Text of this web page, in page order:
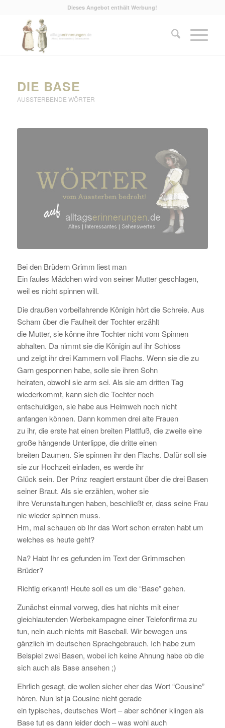
Dieses Angebot enthält Werbung!
DIE BASE
AUSSTERBENDE WÖRTER
Bei den Brüdern Grimm liest man
Ein faules Mädchen wird von seiner Mutter geschlagen,
weil es nicht spinnen will.
Die draußen vorbeifahrende Königin hört die Schreie. Aus
Scham über die Faulheit der Tochter erzählt
die Mutter, sie könne ihre Tochter nicht vom Spinnen
abhalten. Da nimmt sie die Königin auf ihr Schloss
und zeigt ihr drei Kammern voll Flachs. Wenn sie die zu
Garn gesponnen habe, solle sie ihren Sohn
heiraten, obwohl sie arm sei. Als sie am dritten Tag
wiederkommt, kann sich die Tochter noch
entschuldigen, sie habe aus Heimweh noch nicht
anfangen können. Dann kommen drei alte Frauen
zu ihr, die erste hat einen breiten Plattfuß, die zweite eine
große hängende Unterlippe, die dritte einen
breiten Daumen. Sie spinnen ihr den Flachs. Dafür soll sie
sie zur Hochzeit einladen, es werde ihr
Glück sein. Der Prinz reagiert erstaunt über die drei Basen
seiner Braut. Als sie erzählen, woher sie
ihre Verunstaltungen haben, beschließt er, dass seine Frau
nie wieder spinnen muss.
Hm, mal schauen ob Ihr das Wort schon erraten habt um
welches es heute geht?
Na? Habt Ihr es gefunden im Text der Grimmschen
Brüder?
Richtig erkannt! Heute soll es um die “Base” gehen.
Zunächst einmal vorweg, dies hat nichts mit einer
gleichlautenden Werbekampagne einer Telefonfirma zu
tun, nein auch nichts mit Baseball. Wir bewegen uns
gänzlich im deutschen Sprachgebrauch. Ich habe zum
Beispiel zwei Basen, wobei ich keine Ahnung habe ob die
sich auch als Base ansehen ;)
Ehrlich gesagt, die wollen sicher eher das Wort “Cousine”
hören. Nun ist ja Cousine nicht gerade
ein typisches, deutsches Wort – aber schöner klingen als
Base tut es dann leider doch – was wohl auch